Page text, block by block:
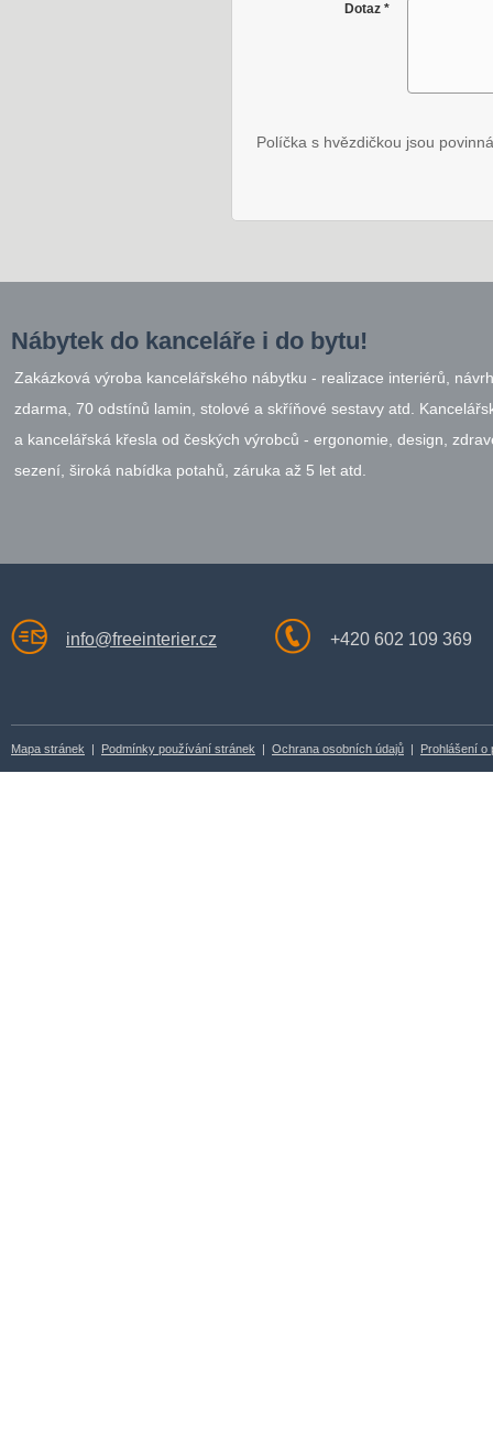
Dotaz *
Políčka s hvězdičkou jsou
Nábytek do kanceláře i do bytu!
Zakázková výroba kancelářského nábytku - realizace interiérů,
zdarma, 70 odstínů lamin, stolové a skříňové sestavy atd.
a kancelářská křesla od českých výrobců - ergonomie, design,
sezení, široká nabídka potahů, záruka až 5 let atd.
info@freeinterier.cz +420 602 109 369
Mapa stránek | Podmínky používání stránek | Ochrana osobních údajů | Prohlášení o